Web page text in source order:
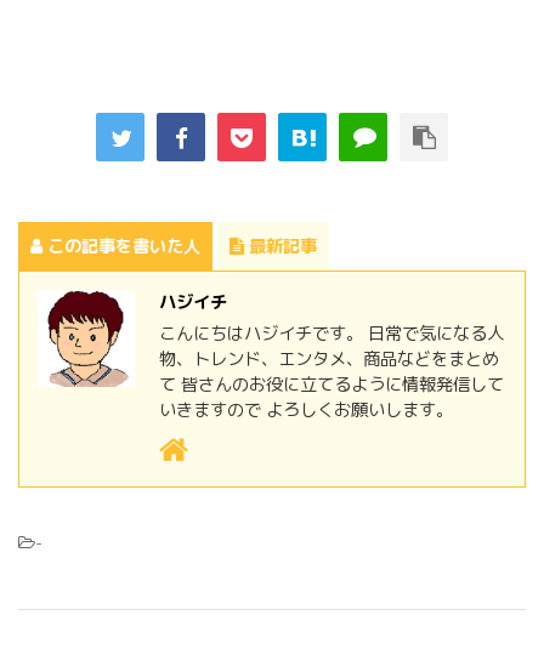
この記事を書いた人 最新記事
ハジイチ
こんにちはハジイチです。 日常で気になる人
物、トレンド、エンタメ、商品などをまとめ
て 皆さんのお役に立てるように情報発信して
いきますので よろしくお願いします。
-